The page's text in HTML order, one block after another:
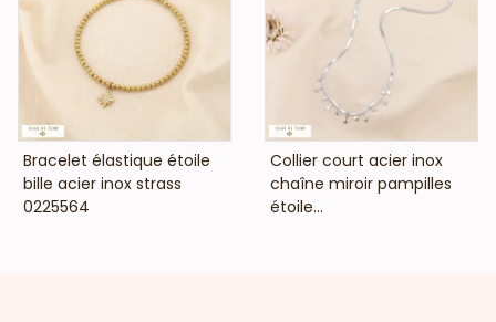
VOIR LE PRIX
Bracelet élastique étoile
bille acier inox strass
0225564
VOIR LE PRIX
Collier court acier inox
chaîne miroir pampilles
étoile...